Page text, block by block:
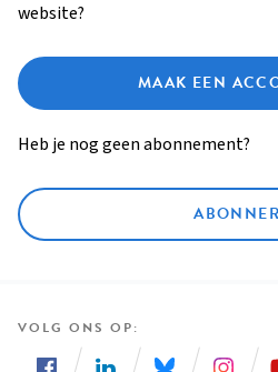
website?
MAAK EEN
Heb je nog geen abonnement?
VOLG ONS OP